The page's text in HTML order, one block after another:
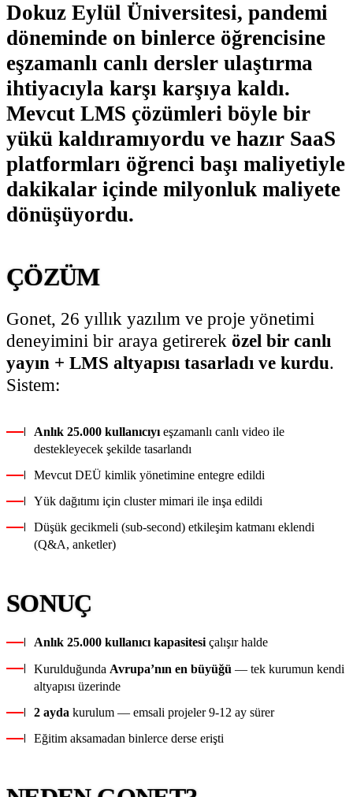
Dokuz Eylül Üniversitesi, pandemi
döneminde on binlerce öğrencisine
eşzamanlı canlı dersler ulaştırma
ihtiyacıyla karşı karşıya kaldı.
Mevcut LMS çözümleri böyle bir
yükü kaldıramıyordu ve hazır SaaS
platformları öğrenci başı maliyetiyle
dakikalar içinde milyonluk maliyete
dönüşüyordu.
ÇÖZÜM
Gonet, 26 yıllık yazılım ve proje yönetimi
deneyimini bir araya getirerek özel bir canlı
yayın + LMS altyapısı tasarladı ve kurdu.
Sistem:
Anlık 25.000 kullanıcıyı eşzamanlı canlı video ile
destekleyecek şekilde tasarlandı
Mevcut DEÜ kimlik yönetimine entegre edildi
Yük dağıtımı için cluster mimari ile inşa edildi
Düşük gecikmeli (sub-second) etkileşim katmanı eklendi
(Q&A, anketler)
SONUÇ
Anlık 25.000 kullanıcı kapasitesi çalışır halde
Kurulduğunda Avrupa’nın en büyüğü — tek kurumun kendi
altyapısı üzerinde
2 ayda kurulum — emsali projeler 9-12 ay sürer
Eğitim aksamadan binlerce derse erişti